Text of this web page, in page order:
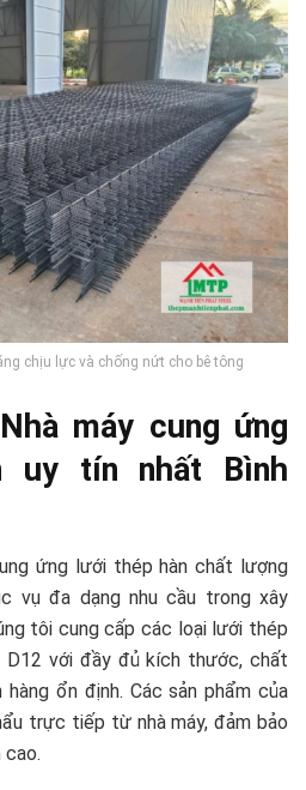
chịu lực và chống nứt cho bê tông
máy cung ứng
uy tín nhất Bình
ứng lưới thép hàn chất lượng
vụ đa dạng nhu cầu trong xây
tôi cung cấp các loại lưới thép
D12 với đầy đủ kích thước, chất
ổn định. Các sản phẩm của
trực tiếp từ nhà máy, đảm bảo
cao.